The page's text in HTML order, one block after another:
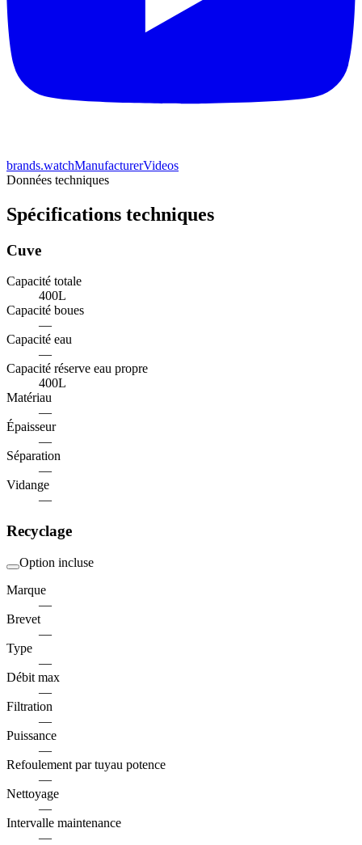
brands.watchManufacturerVideos
Données techniques
Spécifications techniques
Cuve
Capacité totale
400L
Capacité boues
—
Capacité eau
—
Capacité réserve eau propre
400L
Matériau
—
Épaisseur
—
Séparation
—
Vidange
—
Recyclage
Option incluse
Marque
—
Brevet
—
Type
—
Débit max
—
Filtration
—
Puissance
—
Refoulement par tuyau potence
—
Nettoyage
—
Intervalle maintenance
—